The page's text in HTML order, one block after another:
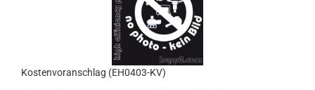
Kostenvoranschlag (EH0403-KV)